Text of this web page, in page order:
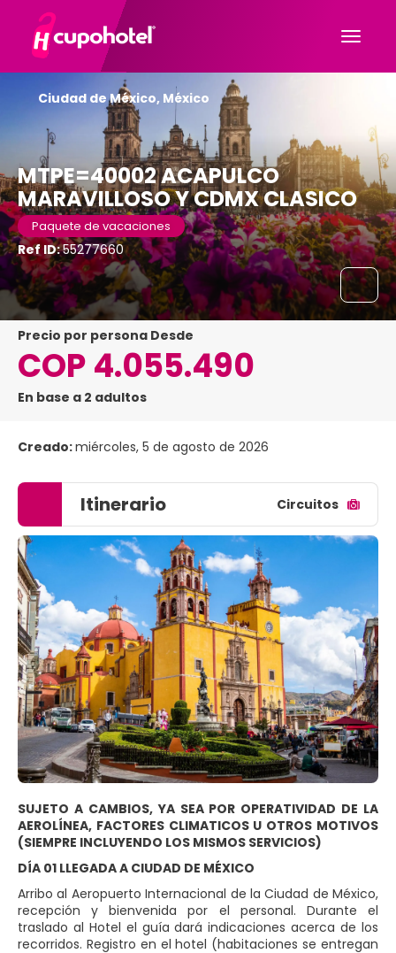
MTPE=40002 ACAPULCO
MARAVILLOSO Y CDMX CLASICO
Paquete de vacaciones
Ref ID:55277660
Ciudad de México, México
precio por persona Desde
COP 4.055.490
En base a 2 adultos
Creado:miércoles, 5 de agosto de 2026
Itinerario Circuitos
SUJETO A CAMBIOS, YA SEA POR OPERATIVIDAD DE LA
AEROLÍNEA, FACTORES CLIMATICOS U OTROS MOTIVOS
(SIEMPRE INCLUYENDO LOS MISMOS SERVICIOS)
DÍA 01 LLEGADA A CIUDAD DE MÉXICO
Arribo al Aeropuerto Internacional de la Ciudad de México,
recepción y bienvenida por el personal. Durante el
traslado al Hotel el guía dará indicaciones acerca de los
recorridos. Registro en el hotel (habitaciones se entregan